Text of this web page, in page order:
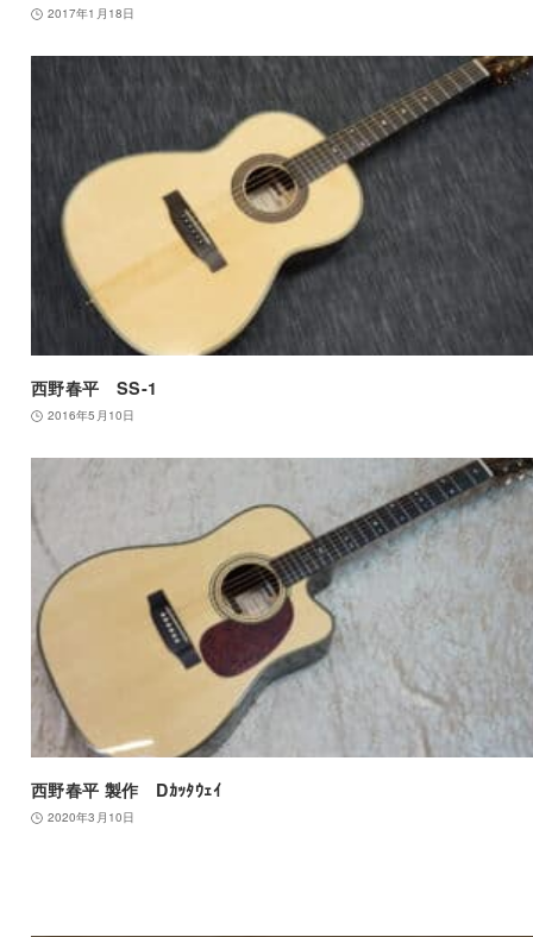
2017年1月18日
西野春平 SS-1
2016年5月10日
西野春平 製作 Dｶｯﾀｳｪｲ
2020年3月10日